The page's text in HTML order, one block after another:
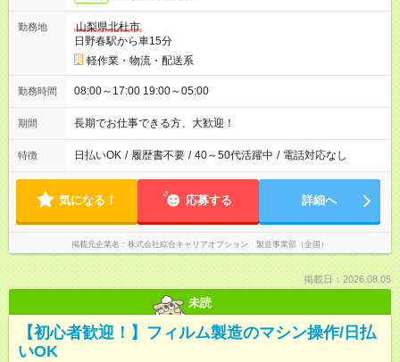
勤務地
山梨県北杜市
日野春駅から車15分
軽作業・物流・配送系
勤務時間 08:00～17:00 19:00～05:00
期間 長期でお仕事できる方、大歓迎！
特徴 日払いOK / 履歴書不要 / 40～50代活躍中 / 電話対応なし
気になる！ 応募する 詳細へ
掲載元企業名 株式会社綜合キャリアオプション 製造事業部（全国）
掲載日：2026.08.05
未読
【初心者歓迎！】フィルム製造のマシン操作/日払
いOK